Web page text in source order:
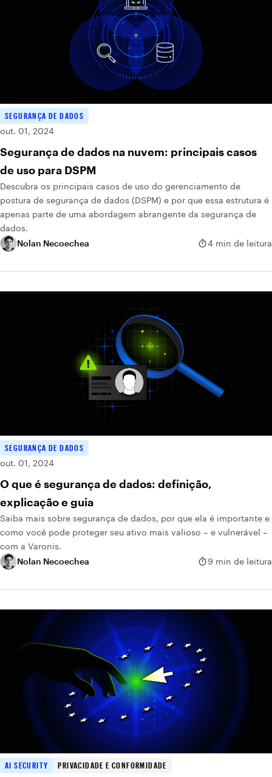
SEGURANÇA DE DADOS
out. 01, 2024
Segurança de dados na nuvem: principais casos
de uso para DSPM
Descubra os principais casos de uso do gerenciamento de
postura de segurança de dados (DSPM) e por que essa estrutura é
apenas parte de uma abordagem abrangente da segurança de
dados.
Nolan Necoechea
4 min de leitura
SEGURANÇA DE DADOS
out. 01, 2024
O que é segurança de dados: definição,
explicação e guia
Saiba mais sobre segurança de dados, por que ela é importante e
como você pode proteger seu ativo mais valioso – e vulnerável –
com a Varonis.
Nolan Necoechea
9 min de leitura
AI SECURITY
PRIVACIDADE E CONFORMIDADE